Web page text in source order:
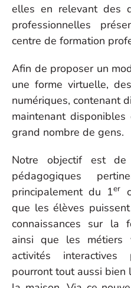
elles en relevant des
professionnelles
centre de formation
Afin de proposer un
une forme virtuelle,
numériques, contenant
maintenant
grand nombre de gens.
Notre objectif est de
pédagogiques
principalement du 1er
que les élèves puissent
connaissances sur la
ainsi que les métiers
activités interactives
pourront tout aussi bien